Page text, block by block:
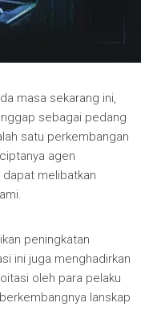
masa sekarang ini,
sebagai pedang
satu perkembangan
agen
dapat melibatkan
peningkatan
ini juga menghadirkan
oleh para pelaku
lanskap